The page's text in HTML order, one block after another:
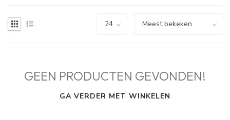
GEEN PRODUCTEN GEVONDEN!
GA VERDER MET WINKELEN